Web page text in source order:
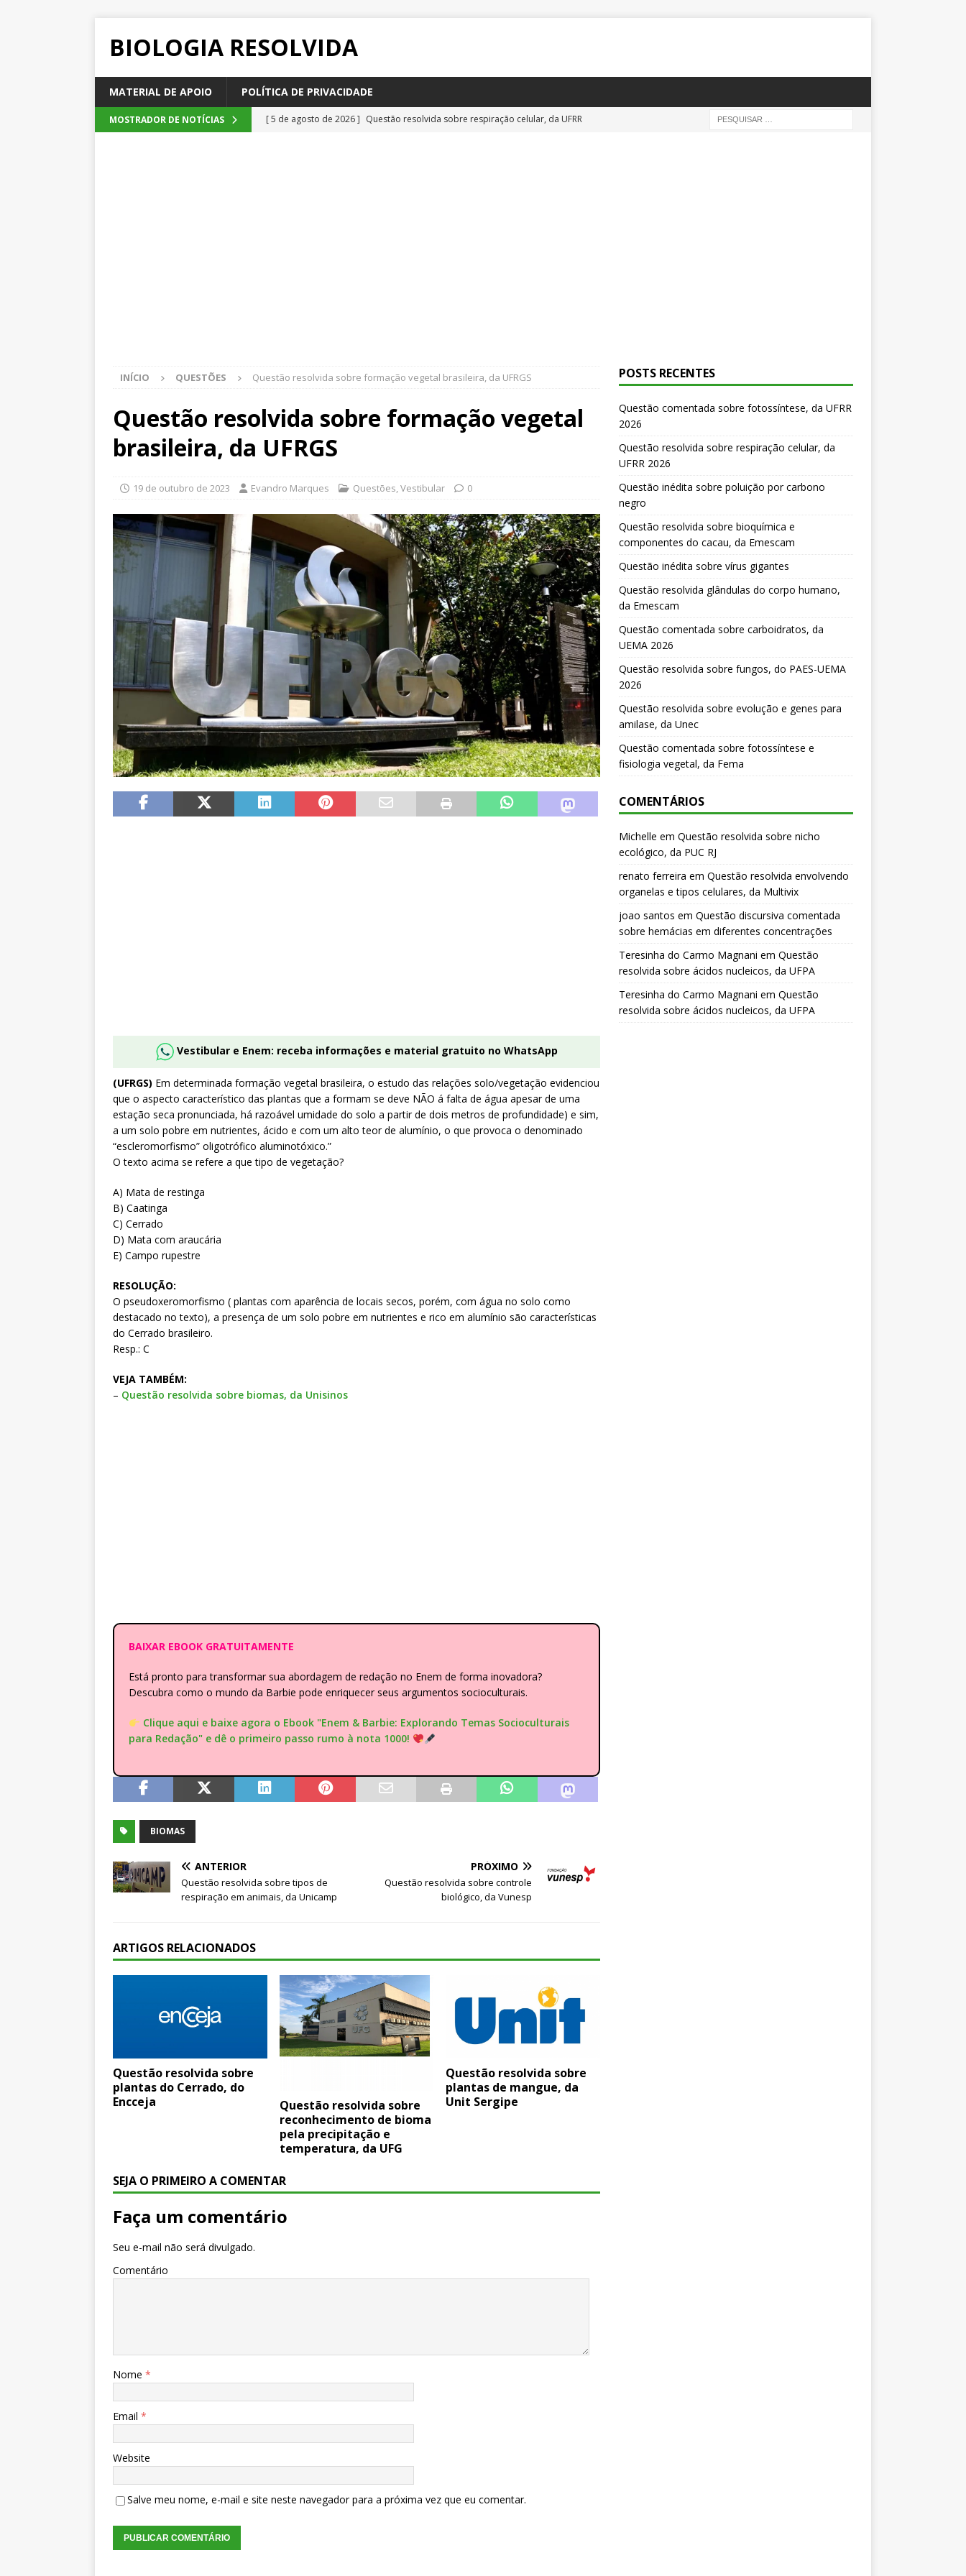
BIOLOGIA RESOLVIDA
MATERIAL DE APOIO POLÍTICA DE PRIVACIDADE
MOSTRADOR DE NOTÍCIAS [ 5 de agosto de 2026 ] Questão resolvida sobre respiração celular, da UFRR
INÍCIO QUESTÕES Questão resolvida sobre formação vegetal brasileira, da UFRGS
Questão resolvida sobre formação vegetal
brasileira, da UFRGS
19 de outubro de 2023 Evandro Marques Questões,Vestibular 0
Vestibular e Enem: receba informações e material gratuito no WhatsApp
(UFRGS) Em determinada formação vegetal brasileira, o estudo das relações solo/vegetação evidenciou
que o aspecto característico das plantas que a formam se deve NÃO á falta de água apesar de uma
estação seca pronunciada, há razoável umidade do solo a partir de dois metros de profundidade) e sim,
a um solo pobre em nutrientes, ácido e com um alto teor de alumínio, o que provoca o denominado
“escleromorfismo” oligotrófico aluminotóxico.”
O texto acima se refere a que tipo de vegetação?
A) Mata de restinga
B) Caatinga
C) Cerrado
D) Mata com araucária
E) Campo rupestre
RESOLUÇÃO:
O pseudoxeromorfismo ( plantas com aparência de locais secos, porém, com água no solo como
destacado no texto), a presença de um solo pobre em nutrientes e rico em alumínio são características
do Cerrado brasileiro.
Resp.: C
VEJA TAMBÉM:
– Questão resolvida sobre biomas, da Unisinos
BAIXAR EBOOK GRATUITAMENTE
Está pronto para transformar sua abordagem de redação no Enem de forma inovadora?
Descubra como o mundo da Barbie pode enriquecer seus argumentos socioculturais.
Clique aqui e baixe agora o Ebook "Enem & Barbie: Explorando Temas Socioculturais
para Redação" e dê o primeiro passo rumo à nota 1000!
BIOMAS
ANTERIOR
Questão resolvida sobre tipos de
respiração em animais, da Unicamp
PRÓXIMO
Questão resolvida sobre controle
biológico, da Vunesp
ARTIGOS RELACIONADOS
Questão resolvida sobre
plantas do Cerrado, do
Encceja
Questão resolvida sobre
reconhecimento de bioma
pela precipitação e
temperatura, da UFG
Questão resolvida sobre
plantas de mangue, da
Unit Sergipe
SEJA O PRIMEIRO A COMENTAR
Faça um comentário
Seu e-mail não será divulgado.
Comentário
Nome *
Email *
Website
Salve meu nome, e-mail e site neste navegador para a próxima vez que eu comentar.
POSTS RECENTES
Questão comentada sobre fotossíntese, da UFRR
2026
Questão resolvida sobre respiração celular, da
UFRR 2026
Questão inédita sobre poluição por carbono
negro
Questão resolvida sobre bioquímica e
componentes do cacau, da Emescam
Questão inédita sobre vírus gigantes
Questão resolvida glândulas do corpo humano,
da Emescam
Questão comentada sobre carboidratos, da
UEMA 2026
Questão resolvida sobre fungos, do PAES-UEMA
2026
Questão resolvida sobre evolução e genes para
amilase, da Unec
Questão comentada sobre fotossíntese e
fisiologia vegetal, da Fema
COMENTÁRIOS
Michelle em Questão resolvida sobre nicho
ecológico, da PUC RJ
renato ferreira em Questão resolvida envolvendo
organelas e tipos celulares, da Multivix
joao santos em Questão discursiva comentada
sobre hemácias em diferentes concentrações
Teresinha do Carmo Magnani em Questão
resolvida sobre ácidos nucleicos, da UFPA
Teresinha do Carmo Magnani em Questão
resolvida sobre ácidos nucleicos, da UFPA